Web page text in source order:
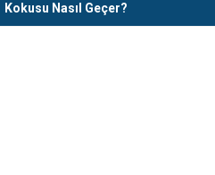
Kokusu Nasıl Geçer?